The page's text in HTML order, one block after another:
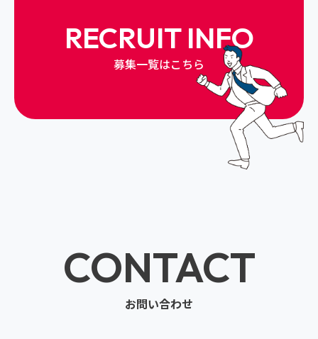
RECRUIT INFO
募集一覧はこちら
お問い合わせ
CONTACT